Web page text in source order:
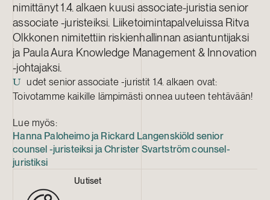
nimittänyt 1.4. alkaen kuusi associate-juristia senior
associate -juristeiksi. Liiketoimintapalveluissa Ritva
Olkkonen nimitettiin riskienhallinnan asiantuntijaksi
ja Paula Aura Knowledge Management & Innovation
-johtajaksi.
U
udet senior associate -juristit 1.4. alkaen ovat:
Toivotamme kaikille lämpimästi onnea uuteen tehtävään!
Lue myös:
Hanna Paloheimo ja Rickard Langenskiöld senior
counsel -juristeiksi ja Christer Svartström counsel-
juristiksi
Uutiset